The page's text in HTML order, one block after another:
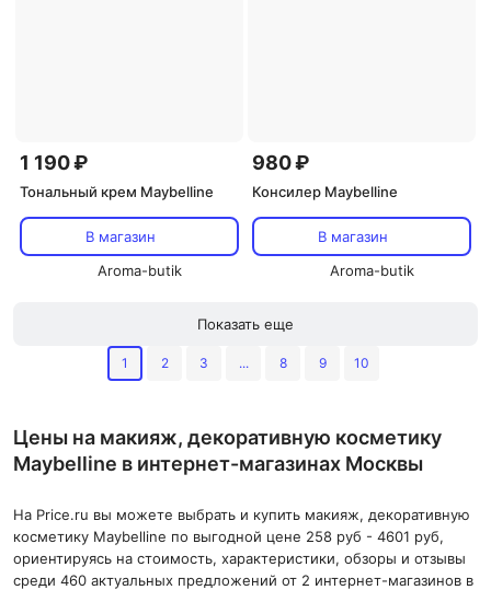
1 190 ₽
Тональный крем Maybelline
В магазин
Aroma-butik
980 ₽
Консилер Maybelline
В магазин
Aroma-butik
Показать еще
1 2 3 ... 8 9 10
Цены на макияж, декоративную косметику
Maybelline в интернет-магазинах Москвы
На Price.ru вы можете выбрать и купить макияж, декоративную
косметику Maybelline по выгодной цене 258 руб - 4601 руб,
ориентируясь на стоимость, характеристики, обзоры и отзывы
среди 460 актуальных предложений от 2 интернет-магазинов в